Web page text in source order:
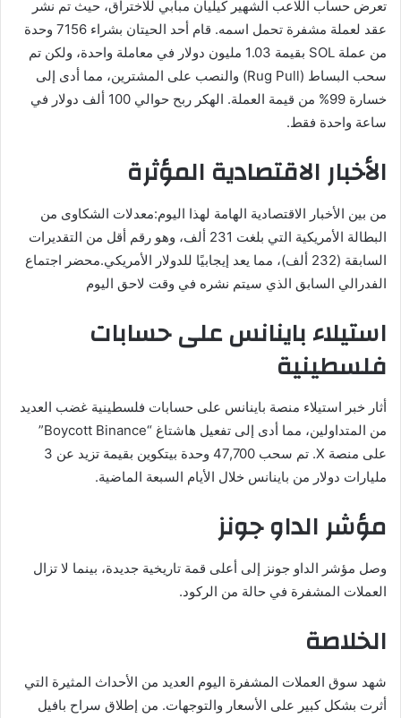
تعرض حساب اللاعب الشهير كيليان مبابي للاختراق، حيث تم نشر
عقد لعملة مشفرة تحمل اسمه. قام أحد الحيتان بشراء 7156 وحدة
من عملة SOL بقيمة 1.03 مليون دولار في معاملة واحدة، ولكن تم
سحب البساط (Rug Pull) والنصب على المشترين، مما أدى إلى
خسارة 99% من قيمة العملة. الهكر ربح حوالي 100 ألف دولار في
ساعة واحدة فقط.
الأخبار الاقتصادية المؤثرة
من بين الأخبار الاقتصادية الهامة لهذا اليوم:معدلات الشكاوى من
البطالة الأمريكية التي بلغت 231 ألف، وهو رقم أقل من التقديرات
السابقة (232 ألف)، مما يعد إيجابيًا للدولار الأمريكي.محضر اجتماع
الفدرالي السابق الذي سيتم نشره في وقت لاحق اليوم
استيلاء باينانس على حسابات
فلسطينية
أثار خبر استيلاء منصة باينانس على حسابات فلسطينية غضب العديد
من المتداولين، مما أدى إلى تفعيل هاشتاغ “Boycott Binance”
على منصة X. تم سحب 47,700 وحدة بيتكوين بقيمة تزيد عن 3
مليارات دولار من باينانس خلال الأيام السبعة الماضية.
مؤشر الداو جونز
وصل مؤشر الداو جونز إلى أعلى قمة تاريخية جديدة، بينما لا تزال
العملات المشفرة في حالة من الركود.
الخلاصة
شهد سوق العملات المشفرة اليوم العديد من الأحداث المثيرة التي
أثرت بشكل كبير على الأسعار والتوجهات. من إطلاق سراح بافيل